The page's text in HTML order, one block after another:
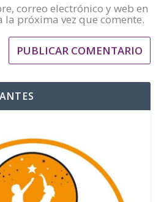
correo electrónico y web en
la próxima vez que comente.